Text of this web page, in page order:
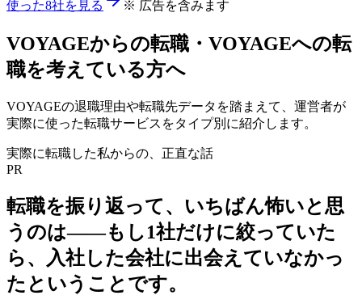
使った8社を見る ※ 広告を含みます
VOYAGEからの転職・ VOYAGEへの転
職を考えている方へ
VOYAGEの退職理由や転職先データを踏まえて、運営者が
実際に使った転職サービスをタイプ別に紹介します。
実際に転職した私からの、正直な話
PR
転職を振り返って、いちばん怖いと思
うのは——もし1社だけに絞っていた
ら、入社した会社に出会えていなかっ
た ということです。